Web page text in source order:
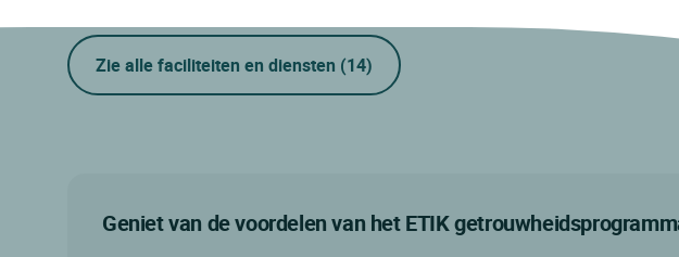
Zie alle faciliteiten en diensten (14)
Geniet van de voordelen van het ETIK